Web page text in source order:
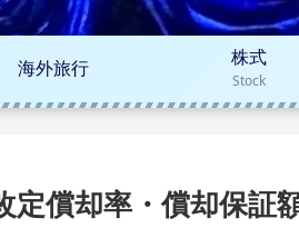
海外旅行
株式
Stock
償却率・償却保証